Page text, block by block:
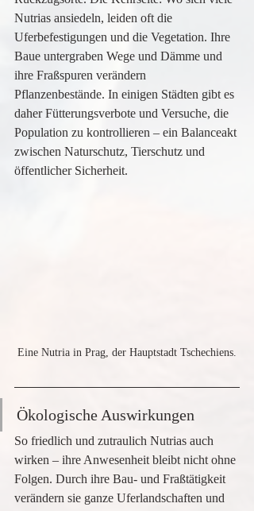
Nutrias ansiedeln, leiden oft die
Uferbefestigungen und die Vegetation. Ihre
Baue untergraben Wege und Dämme und
ihre Fraßspuren verändern
Pflanzenbestände. In einigen Städten gibt es
daher Fütterungsverbote und Versuche, die
Population zu kontrollieren – ein Balanceakt
zwischen Naturschutz, Tierschutz und
öffentlicher Sicherheit.
Eine Nutria in Prag, der Hauptstadt Tschechiens.
Ökologische Auswirkungen
So friedlich und zutraulich Nutrias auch
wirken – ihre Anwesenheit bleibt nicht ohne
Folgen. Durch ihre Bau- und Fraßtätigkeit
verändern sie ganze Uferlandschaften und